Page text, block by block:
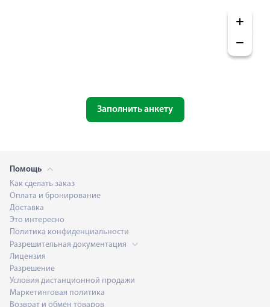
Заполнить анкету
Помощь
Как сделать заказ
Оплата и бронирование
Доставка
Это интересно
Политика конфиденциальности
Разрешительная документация
Лицензия
Разрешение
Условия дистанционной продажи
Маркетинговая политика
Возврат и обмен товаров